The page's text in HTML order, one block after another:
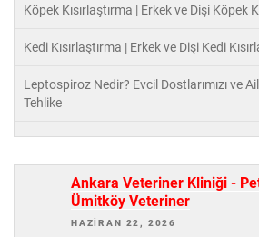
Köpek Kısırlaştırma | Erkek ve Dişi Köpek
Kedi Kısırlaştırma | Erkek ve Dişi Kedi
Leptospiroz Nedir? Evcil Dostlarımızı ve
Tehlike
Ankara Veteriner Kliniği -
Ümitköy Veteriner
HAZIRAN 22, 2026